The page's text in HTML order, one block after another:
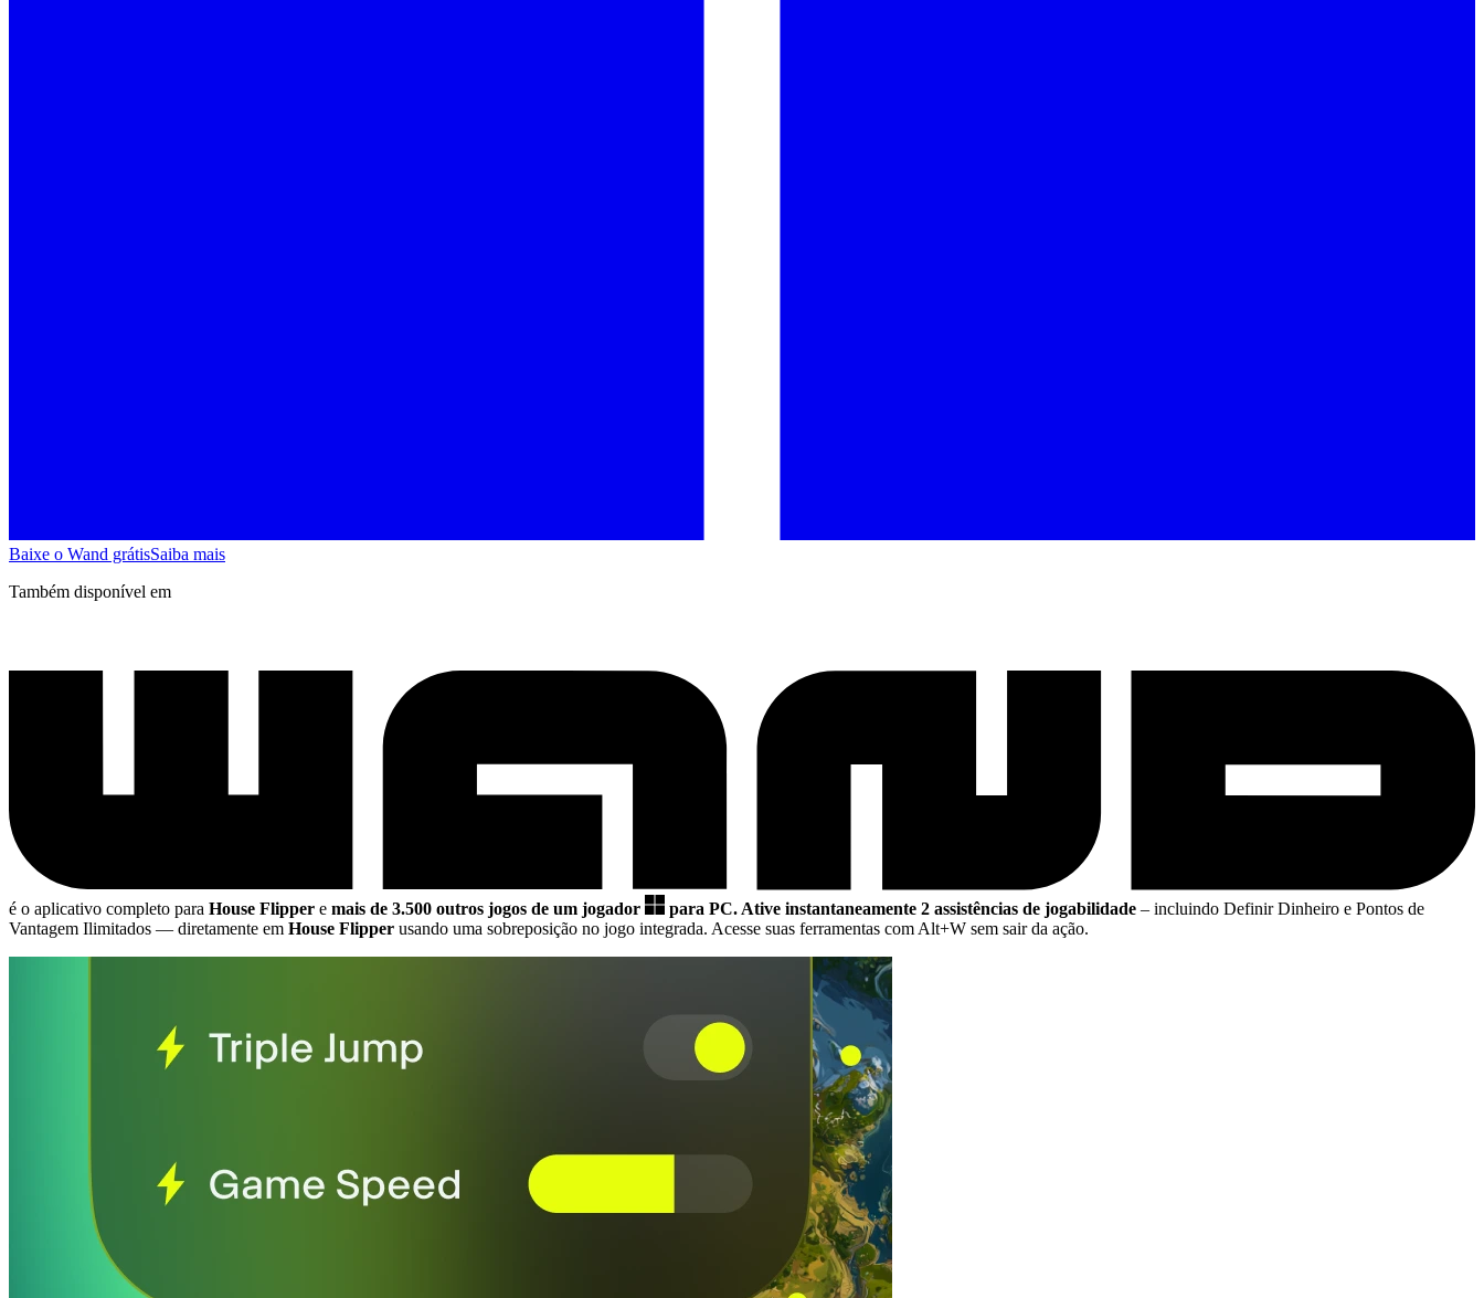
Baixe o Wand grátisSaiba mais
Também disponível em
é o aplicativo completo para House Flipper e mais de 3.500 outros jogos de um jogador para PC. Ative instantaneamente 2 assistências de jogabilidade – incluindo Definir Dinheiro e Pontos de
Vantagem Ilimitados — diretamente em House Flipper usando uma sobreposição no jogo integrada. Acesse suas ferramentas com Alt+W sem sair da ação.